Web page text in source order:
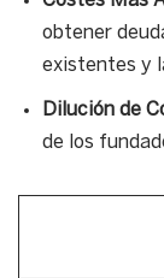
obtener
existentes y
Dilución de
de los